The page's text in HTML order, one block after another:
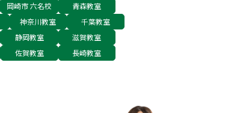
岡崎市 六名校
青森教室
神奈川教室
千葉教室
静岡教室
滋賀教室
佐賀教室
長崎教室